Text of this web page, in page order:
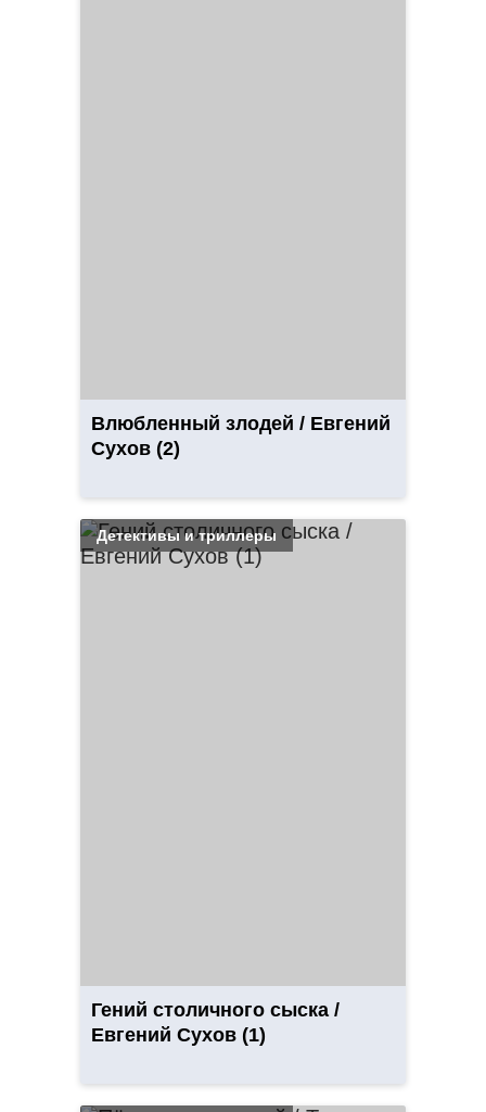
Влюбленный злодей / Евгений
Сухов (2)
Детективы и триллеры
Гений столичного сыска /
Евгений Сухов (1)